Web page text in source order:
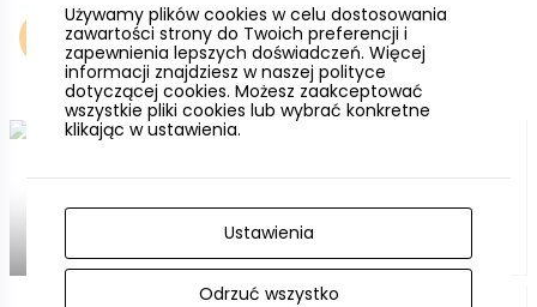
Noclegi
Używamy plików cookies w celu dostosowania
zawartości strony do Twoich preferencji i
zapewnienia lepszych doświadczeń. Więcej
informacji znajdziesz w naszej polityce
dotyczącej cookies. Możesz zaakceptować
wszystkie pliki cookies lub wybrać konkretne
klikając w ustawienia.
Ustawienia
Odrzuć wszystko